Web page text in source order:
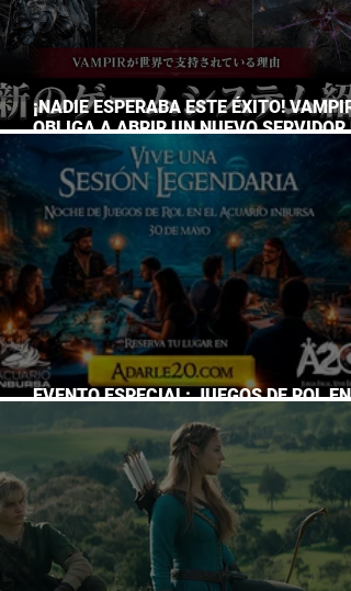
¡NADIE ESPERABA ESTE ÉXITO! VAMPIR
OBLIGA A ABRIR UN NUEVO SERVIDOR
JAPÓN A SOLO DOS DÍAS DE SU
LANZAMIENTO
EVENTO ESPECIAL: JUEGOS DE ROL EN